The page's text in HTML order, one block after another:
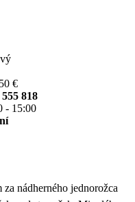
€
818
- 15:00
nádherného jednorožca